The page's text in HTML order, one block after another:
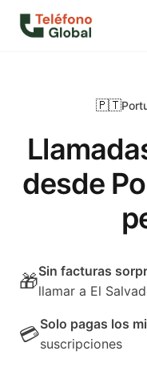
desde
🇵🇹
🎁Sin facturas
llamar a El
💳Solo pagas los
suscripciones